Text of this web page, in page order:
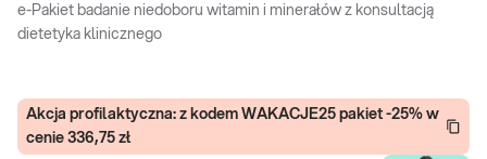
e-Pakiet badanie niedoboru witamin i minerałów z konsultacją
dietetyka klinicznego
Akcja profilaktyczna: z kodem WAKACJE25 pakiet -25% w
cenie 336,75 zł